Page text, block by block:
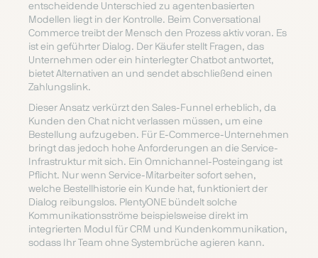
entscheidende Unterschied zu agentenbasierten
Modellen liegt in der Kontrolle. Beim Conversational
Commerce treibt der Mensch den Prozess aktiv voran. Es
ist ein geführter Dialog. Der Käufer stellt Fragen, das
Unternehmen oder ein hinterlegter Chatbot antwortet,
bietet Alternativen an und sendet abschließend einen
Zahlungslink.
Dieser Ansatz verkürzt den Sales-Funnel erheblich, da
Kunden den Chat nicht verlassen müssen, um eine
Bestellung aufzugeben. Für E-Commerce-Unternehmen
bringt das jedoch hohe Anforderungen an die Service-
Infrastruktur mit sich. Ein Omnichannel-Posteingang ist
Pflicht. Nur wenn Service-Mitarbeiter sofort sehen,
welche Bestellhistorie ein Kunde hat, funktioniert der
Dialog reibungslos. PlentyONE bündelt solche
Kommunikationsströme beispielsweise direkt im
integrierten Modul für CRM und Kundenkommunikation,
sodass Ihr Team ohne Systembrüche agieren kann.